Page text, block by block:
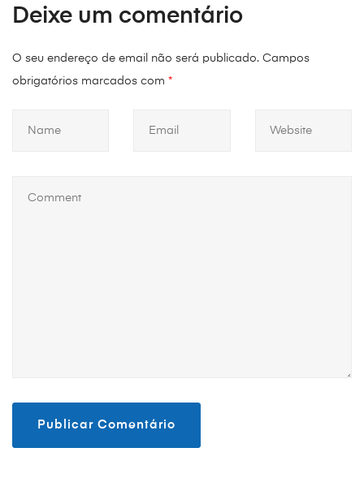
Deixe um comentário
O seu endereço de email não será publicado. Campos
obrigatórios marcados com *